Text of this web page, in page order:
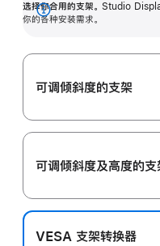
选择你合用的支架。 Studio
你的各种安装需求。
展
可调倾斜度的支架
可调倾斜度及高‍度的支‍
VESA 支架转换器